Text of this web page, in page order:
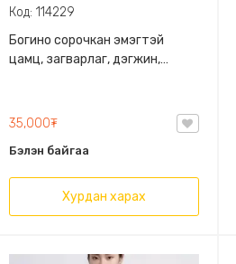
Код: 114229
Богино сорочкан эмэгтэй
цамц, загварлаг, дэгжин,
35,000₮
Бэлэн байгаа
Хурдан харах